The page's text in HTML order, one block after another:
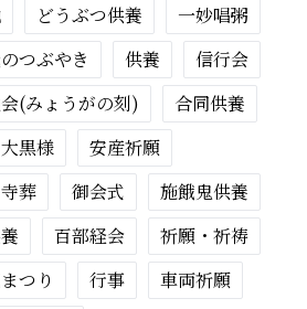
どうぶつ供養
一妙唱粥
つぶやき 供養
信行会
(みょうがの刻)
合同供養
黒様
安産祈願
寺葬 御会式
施餓鬼供養
百部経会
祈願・祈祷
つり 行事
車両祈願